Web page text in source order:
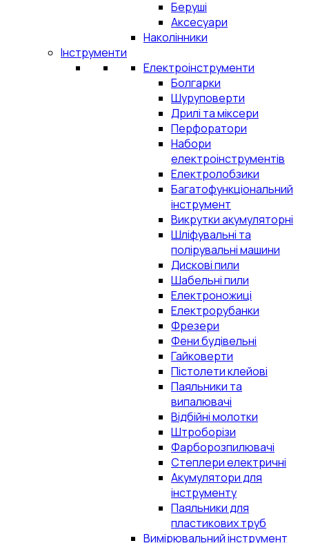
Беруші
Аксесуари
Наколінники
Інструменти
Електроінструменти
Болгарки
Шуруповерти
Дрилі та міксери
Перфоратори
Набори
електроінструментів
Електролобзики
Багатофункціональний
інструмент
Викрутки акумуляторні
Шліфувальні та
полірувальні машини
Дискові пили
Шабельні пили
Електроножиці
Електрорубанки
Фрезери
Фени будівельні
Гайковерти
Пістолети клейові
Паяльники та
випалювачі
Відбійні молотки
Штроборізи
Фарборозпилювачі
Степлери електричні
Акумулятори для
інструменту
Паяльники для
пластикових труб
Вимірювальний інструмент